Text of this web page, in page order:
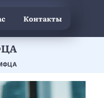
Контакты
МФЦА